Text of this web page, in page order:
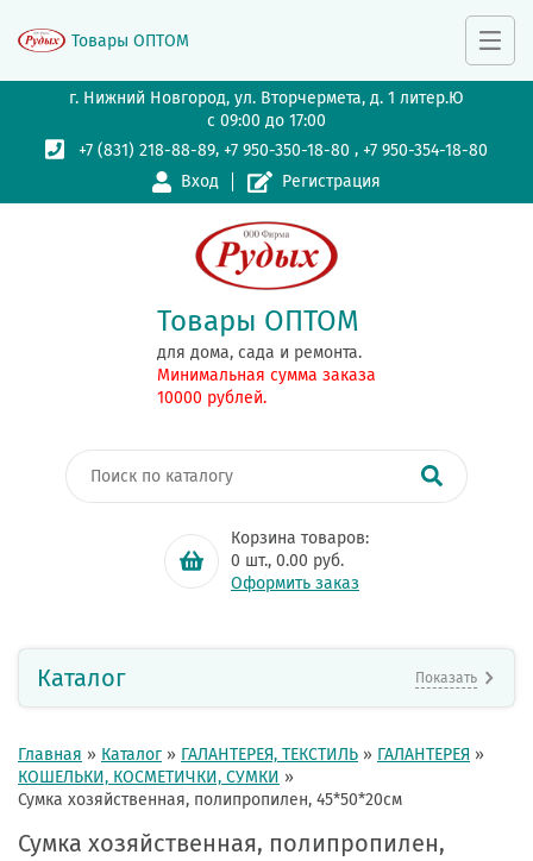
г. Нижний Новгород, ул. Вторчермета, д. 1 литер.Ю
с 09:00 до 17:00
+7 (831) 218-88-89,+7 950-350-18-80 ,+7 950-354-18-80
Вход
Регистрация
Товары ОПТОМ
для дома, сада и ремонта.
Минимальная сумма заказа
10000 рублей.
Корзина товаров:
0 шт., 0.00 руб.
Оформить заказ
Товары ОПТОМ
Каталог Показать
Главная » Каталог » ГАЛАНТЕРЕЯ, ТЕКСТИЛЬ » ГАЛАНТЕРЕЯ »
КОШЕЛЬКИ, КОСМЕТИЧКИ, СУМКИ »
Сумка хозяйственная, полипропилен, 45*50*20см
Сумка хозяйственная, полипропилен,